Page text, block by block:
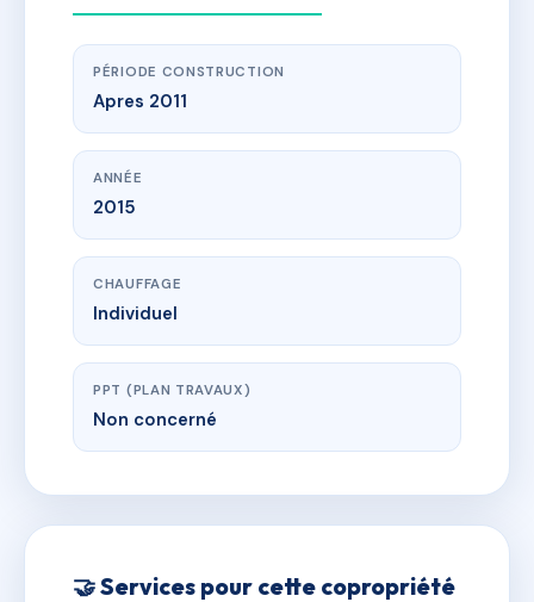
PÉRIODE CONSTRUCTION
Apres 2011
ANNÉE
2015
CHAUFFAGE
Individuel
PPT (PLAN TRAVAUX)
Non concerné
🤝 Services pour cette copropriété